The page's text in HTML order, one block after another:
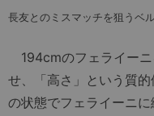
長友とのミスマッチを狙うベ
194cmのフェライーニ
せ、「高さ」という質
の状態でフェライーニ